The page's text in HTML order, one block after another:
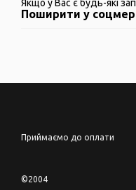
Якщо у Вас є будь-які
Поширити у
Приймаємо до оплати
©2004